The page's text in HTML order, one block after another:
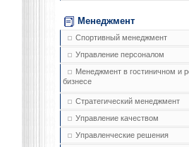
Менеджмент
Спортивный менеджмент
Управление персоналом
Менеджмент в гостиничном и
бизнесе
Стратегический менеджмент
Управление качеством
Управленческие решения